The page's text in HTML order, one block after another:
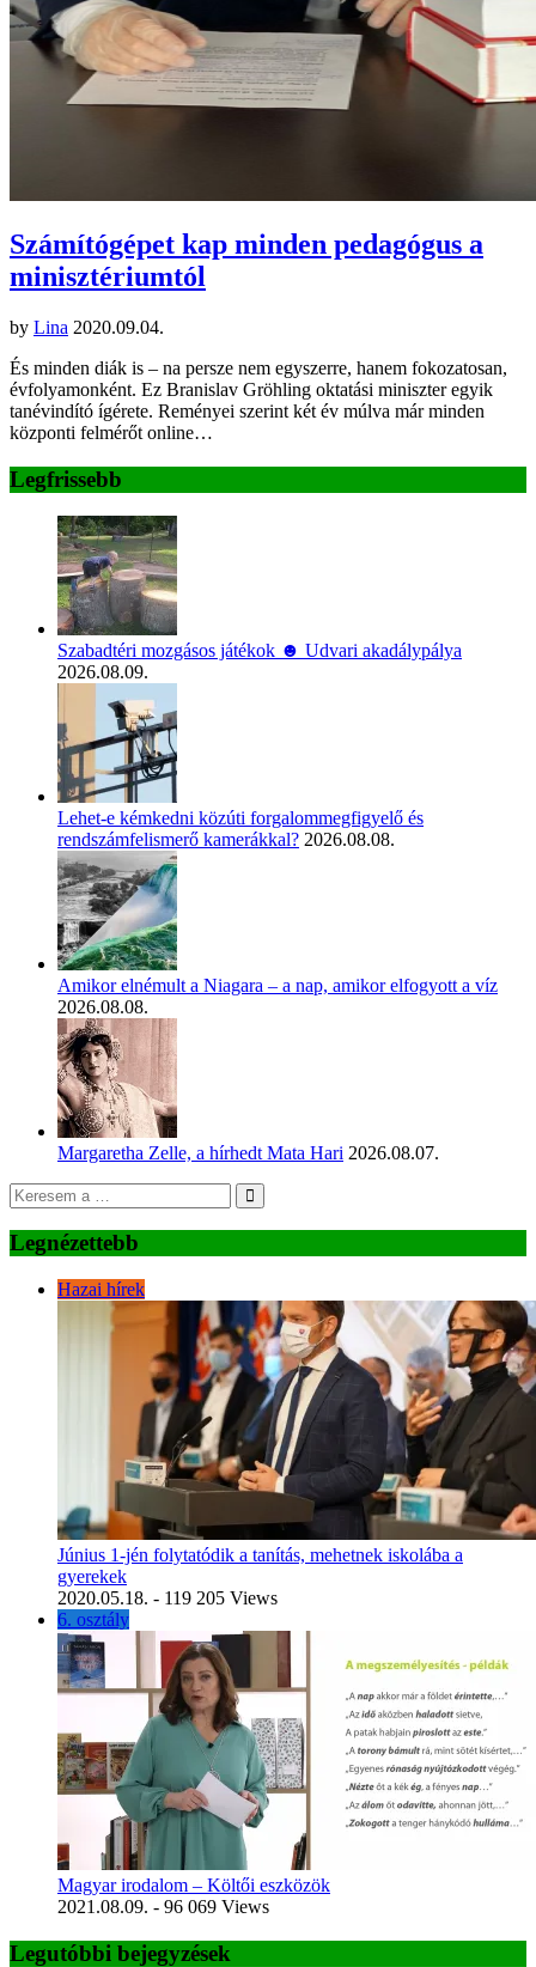
Számítógépet kap minden pedagógus a
minisztériumtól
by Lina 2020.09.04.
És minden diák is – na persze nem egyszerre, hanem fokozatosan,
évfolyamonként. Ez Branislav Gröhling oktatási miniszter egyik
tanévindító ígérete. Reményei szerint két év múlva már minden
központi felmérőt online…
Legfrissebb
Szabadtéri mozgásos játékok ☻ Udvari akadálypálya
2026.08.09.
Lehet-e kémkedni közúti forgalommegfigyelő és
rendszámfelismerő kamerákkal? 2026.08.08.
Amikor elnémult a Niagara – a nap, amikor elfogyott a víz
2026.08.08.
Margaretha Zelle, a hírhedt Mata Hari 2026.08.07.
Legnézettebb
Hazai hírek
Június 1-jén folytatódik a tanítás, mehetnek iskolába a
gyerekek
2020.05.18. - 119 205 Views
6. osztály
Magyar irodalom – Költői eszközök
2021.08.09. - 96 069 Views
Legutóbbi bejegyzések